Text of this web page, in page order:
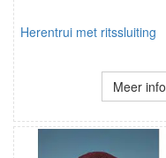
Herentrui met ritssluiting
Meer info